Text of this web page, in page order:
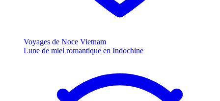
Voyages de Noce Vietnam
Lune de miel romantique en Indochine